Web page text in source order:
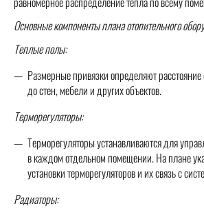
Основные компоненты плана отопительного
Теплые полы:
Размерные привязки определяют
до стен, мебели и других объектов.
Терморегуляторы:
Терморегуляторы устанавливаются для
в каждом отдельном помещении. На плане
установки терморегуляторов и их связь с
Радиаторы: